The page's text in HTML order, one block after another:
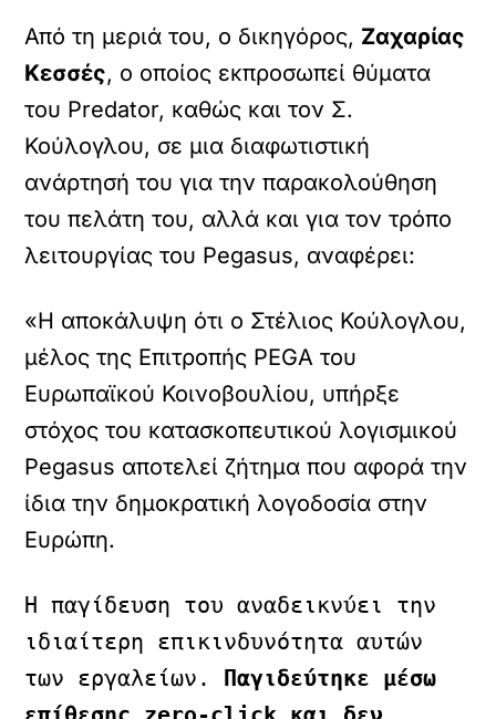
Από τη μεριά του, ο δικηγόρος, Ζαχαρίας
Κεσσές, ο οποίος εκπροσωπεί θύματα
του Predator, καθώς και τον Σ.
Κούλογλου, σε μια διαφωτιστική
ανάρτησή του για την παρακολούθηση
του πελάτη του, αλλά και για τον τρόπο
λειτουργίας του Pegasus, αναφέρει:
«Η αποκάλυψη ότι ο Στέλιος Κούλογλου,
μέλος της Επιτροπής PEGA του
Ευρωπαϊκού Κοινοβουλίου, υπήρξε
στόχος του κατασκοπευτικού λογισμικού
Pegasus αποτελεί ζήτημα που αφορά την
ίδια την δημοκρατική λογοδοσία στην
Ευρώπη.
Η παγίδευση του αναδεικνύει την
ιδιαίτερη επικινδυνότητα αυτών
των εργαλείων. Παγιδεύτηκε μέσω